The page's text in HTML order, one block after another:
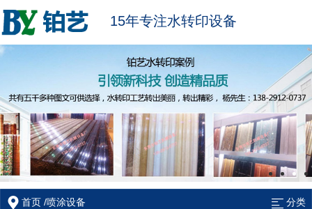
15年专注水转印设备
首页 /喷涂设备 分类